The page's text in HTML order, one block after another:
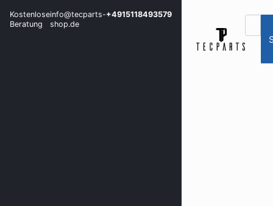
Kostenlose
Beratung
info@tecparts-
shop.de
+4915118493579